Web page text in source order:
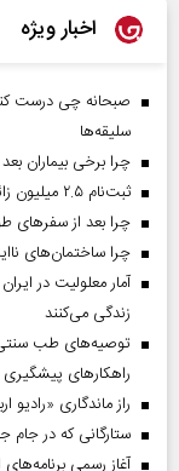
اخبار ویژه
سلیقه‌ها
چرا برخی بیماران بعد
ثبت‌نام ۲.۵ میلیون زائر در سماح | عبور ۱.۷ میلیون نفر از مرز‌های اربعین
چرا بعد از سفرهای
چرا ساختمان‌های
زندگی می‌کنند
توصیه‌های طب سنتی
راهکارهای پیشگیری
راز ماندگاری
ستارگانی که در جام جهانی ۲۰۲۶